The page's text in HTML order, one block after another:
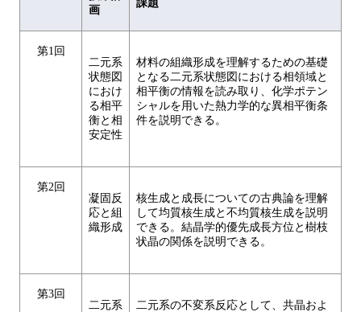
画
課題
第1回
二元系
状態図
におけ
る相平
衡と相
安定性
材料の組織形成を理解するための基礎
となる二元系状態図における相領域と
相平衡の情報を読み取り、化学ポテン
シャルを用いた熱力学的な異相平衡条
件を説明できる。
第2回
凝固反
応と組
織形成
核生成と成長についての古典論を理解
して均質核生成と不均質核生成を説明
できる。結晶学的優先成長方位と樹枝
状晶の関係を説明できる。
第3回
二元系
二元系の不変系反応として、共晶およ